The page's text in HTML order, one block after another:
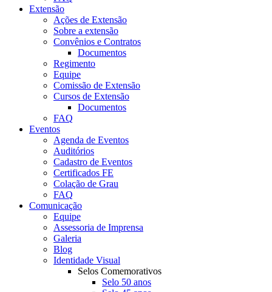
Extensão
Ações de Extensão
Sobre a extensão
Convênios e Contratos
Documentos
Regimento
Equipe
Comissão de Extensão
Cursos de Extensão
Documentos
FAQ
Eventos
Agenda de Eventos
Auditórios
Cadastro de Eventos
Certificados FE
Colação de Grau
FAQ
Comunicação
Equipe
Assessoria de Imprensa
Galeria
Blog
Identidade Visual
Selos Comemorativos
Selo 50 anos